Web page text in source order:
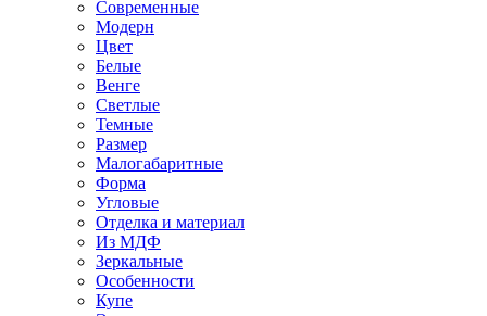
Современные
Модерн
Цвет
Белые
Венге
Светлые
Темные
Размер
Малогабаритные
Форма
Угловые
Отделка и материал
Из МДФ
Зеркальные
Особенности
Купе